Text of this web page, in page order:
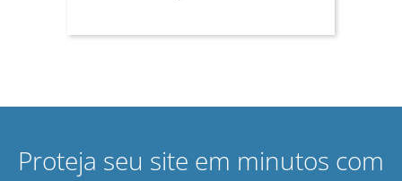
Proteja seu site em minutos com